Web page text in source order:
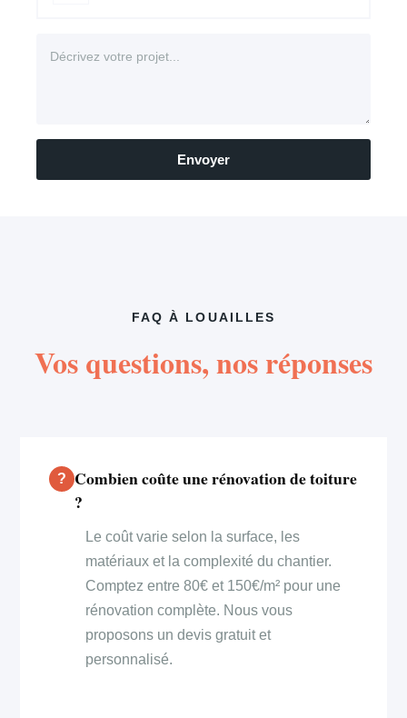
Envoyer
FAQ À LOUAILLES
Vos questions, nos réponses
Combien coûte une rénovation de toiture
?
Le coût varie selon la surface, les
matériaux et la complexité du chantier.
Comptez entre 80€ et 150€/m² pour une
rénovation complète. Nous vous
proposons un devis gratuit et
personnalisé.